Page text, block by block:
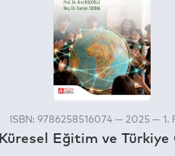
ISBN: 9786258516074 — 2025 — 1.
Küresel Eğitim ve Türkiye